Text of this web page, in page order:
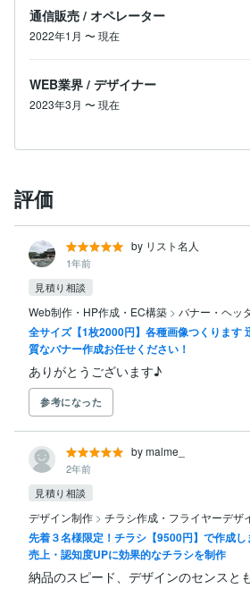
通信販売 / オペレーター
2022年1月 〜現在
WEB業界 / デザイナー
2023年3月 〜現在
評価
by リスト名人
1年前
見積り相談
Web制作・HP作成・EC構築 > バナー・ヘッ
全サイズ【1枚2000円】各種画像つくります
質なバナー作成お任せください！
ありがとうございます♪
参考になった
by malme_
2年前
見積り相談
デザイン制作 > チラシ作成・フライヤーデザ
先着３名様限定！チラシ【9500円】で作成し
売上・認知度UPに効果的なチラシを制作
納品のスピード、デザインのセンスと